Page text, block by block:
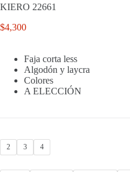
KIERO 22661
$4,300
Faja corta less
Algodón y laycra
Colores
A ELECCIÓN
2 3 4